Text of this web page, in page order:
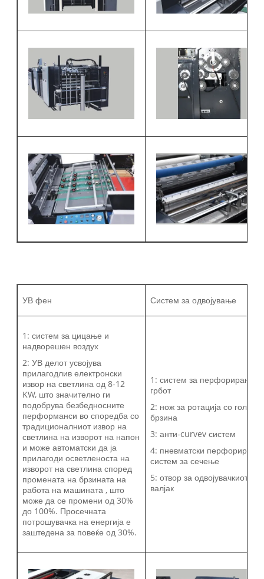
УВ фен Систем за одвојување
1: систем за цицање и
надворешен воздух
2: УВ делот усвојува
прилагодлив електронски
извор на светлина од 8-12
KW, што значително ги
подобрува безбедносните
перформанси во споредба со
традиционалниот извор на
светлина на изворот на напон
и може автоматски да ја
прилагоди осветленоста на
изворот на светлина според
промената на брзината на
работа на машината , што
може да се промени од 30%
до 100%. Просечната
потрошувачка на енергија е
заштедена за повеќе од 30%.
1: систем за перфорирање
грбот
2: нож за ротација со голема
брзина
3: анти-curvev систем
4: пневматски перфориран
систем за сечење
5: отвор за одвојувачкиот
валјак